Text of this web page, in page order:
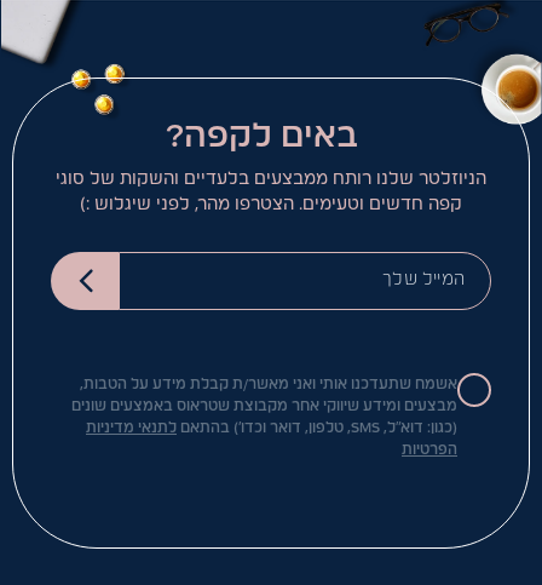
באים לקפה?
הניוזלטר שלנו רותח ממבצעים בלעדיים והשקות של סוגי
קפה חדשים וטעימים. הצטרפו מהר, לפני שיגלוש :)
המייל שלך
אשמח שתעדכנו אותי ואני מאשר/ת קבלת מידע על הטבות,
מבצעים ומידע שיווקי אחר מקבוצת שטראוס באמצעים שונים
(כגון: דוא"ל, SMS, טלפון, דואר וכדו') בהתאם
לתנאי מדיניות
הפרטיות